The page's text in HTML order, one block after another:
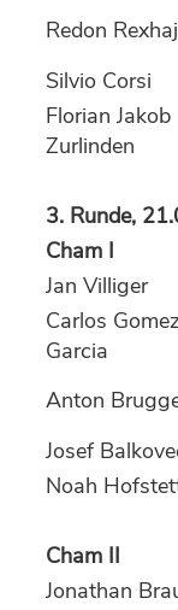
Redon Rexhaj
Silvio Corsi
Florian Jakob
Zurlinden
3. Runde,
Cham I
Jan Villiger
Carlos
Garcia
Anton
Josef
Noah
Cham II
Jonathan